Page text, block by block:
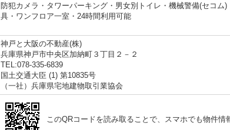
防犯カメラ・タワーパーキング・男女別トイレ・機械警備(セコ
具・ワンフロア一室・24時間利用可能
神戸と大阪の不動産(株)
兵庫県神戸市中央区加納町３丁目２－２
TEL:078-335-6839
国土交通大臣 (1) 第10835号
（一社）兵庫県宅地建物取引業協会
このQRコードを読み取ることで、スマホでも物件情